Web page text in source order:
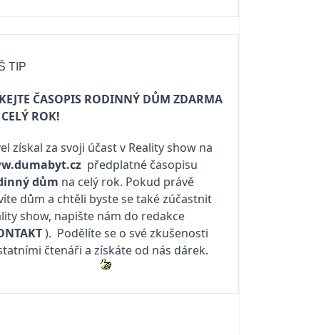
TIP
ČASOPIS RODINNÝ DŮM ZDARMA
ROK!
získal za svoji účast v Reality show na
předplatné časopisu
dům na celý rok. Pokud právě
dům a chtěli byste se také zúčastnit
show, napište nám do redakce
). Podělíte se o své zkušenosti
čtenáři a získáte od nás dárek.